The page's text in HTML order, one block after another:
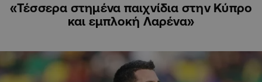
«Τέσσερα στημένα παιχνίδια στην Κύπρο
και εμπλοκή Λαρένα»